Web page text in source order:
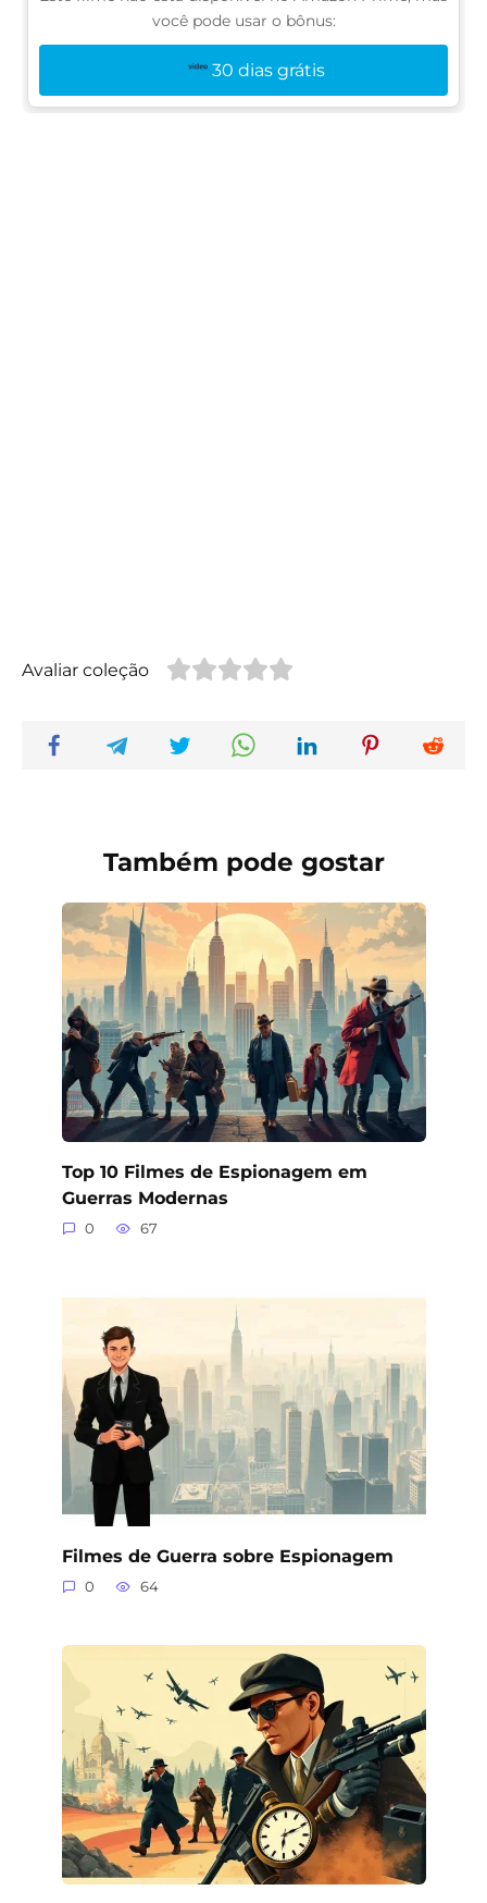
você pode usar o bônus:
30 dias grátis
Avaliar coleção
Também pode gostar
Top 10 Filmes de Espionagem em
Guerras Modernas
0 67
Filmes de Guerra sobre Espionagem
0 64